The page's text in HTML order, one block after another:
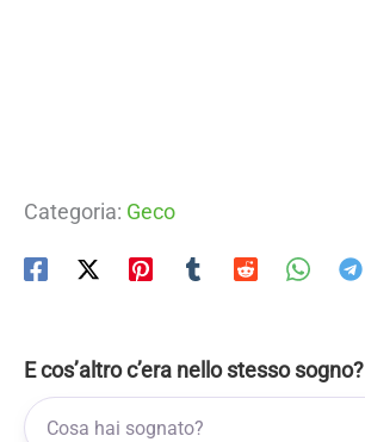
Categoria: Geco
E cos’altro c’era nello stesso sogno?